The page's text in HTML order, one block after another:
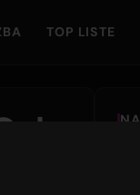
TOP LISTE